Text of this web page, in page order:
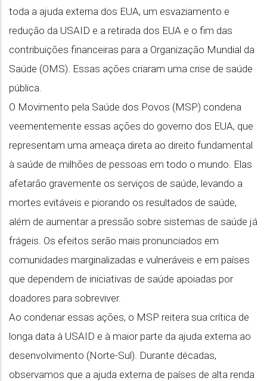
toda a ajuda externa dos EUA, um esvaziamento e
redução da USAID e a retirada dos EUA e o fim das
contribuições financeiras para a Organização Mundial da
Saúde (OMS). Essas ações criaram uma crise de saúde
pública.
O Movimento pela Saúde dos Povos (MSP) condena
veementemente essas ações do governo dos EUA, que
representam uma ameaça direta ao direito fundamental
à saúde de milhões de pessoas em todo o mundo. Elas
afetarão gravemente os serviços de saúde, levando a
mortes evitáveis e piorando os resultados de saúde,
além de aumentar a pressão sobre sistemas de saúde já
frágeis. Os efeitos serão mais pronunciados em
comunidades marginalizadas e vulneráveis e em países
que dependem de iniciativas de saúde apoiadas por
doadores para sobreviver.
Ao condenar essas ações, o MSP reitera sua crítica de
longa data à USAID e à maior parte da ajuda externa ao
desenvolvimento (Norte-Sul). Durante décadas,
observamos que a ajuda externa de países de alta renda